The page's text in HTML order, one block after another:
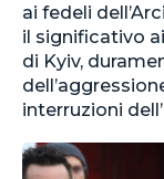
ai fedeli
il significativo
di Kyiv,
interruzioni